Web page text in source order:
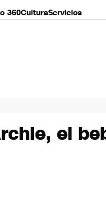
360CulturaServicios
el